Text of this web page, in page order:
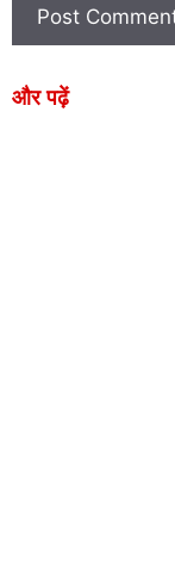
और पढ़ें